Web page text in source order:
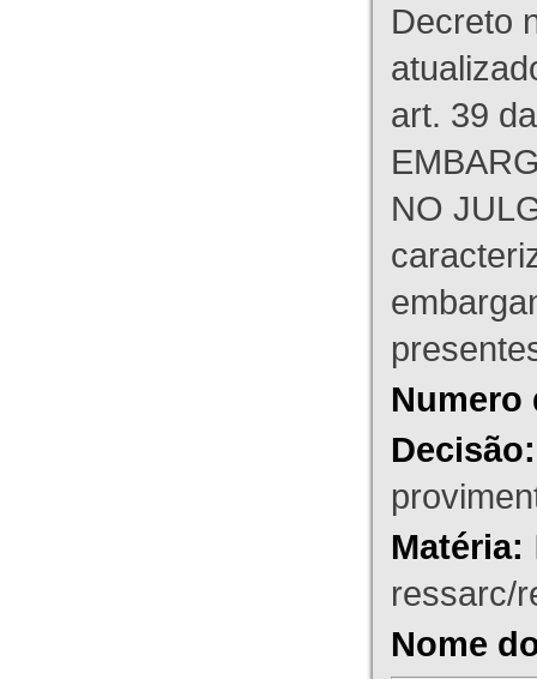
Decreto
art. 39
NO
Numero
Decisão:
Matéria:
ressarc/
Nome